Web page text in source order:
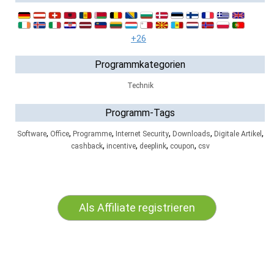
+26
Programmkategorien
Technik
Programm-Tags
Software, Office, Programme, Internet Security, Downloads, Digitale Artikel ,
cashback, incentive, deeplink, coupon, csv
Als Affiliate registrieren